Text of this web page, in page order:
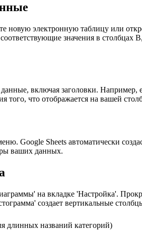
новую электронную таблицу или
значения в
включая заголовки. Например,
того, что отображается на вашей
Google Sheets автоматически
ваших данных.
на вкладке 'Настройка'.
создает вертикальные
длинных названий категорий)